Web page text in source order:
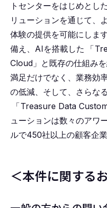
トセンターをはじめとし
リューションを通じて、
体験の提供を可能にしま
備え、AIを搭載した
「
Cloud」と既存の仕組み
満足だけでなく、業務効
の低減、そして、さらな
「Treasure Data
ューションは数々のアワ
ルで450社以上の顧客企業
＜本件に関する